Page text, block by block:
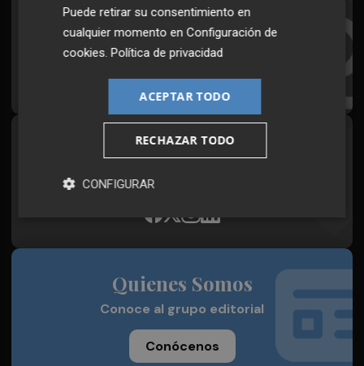
Suscríbete al Boletín
Todos los días a primera hora en tu email
¡Quiero suscribirme!
Síguenos en redes
Plaza Podcast, desde cualquier medio
Quienes Somos
Conoce al grupo editorial
Conócenos
Puede retirar su consentimiento en
cualquier momento enConfiguración de
cookies.Política de privacidad
ACEPTAR TODO
RECHAZAR TODO
CONFIGURAR